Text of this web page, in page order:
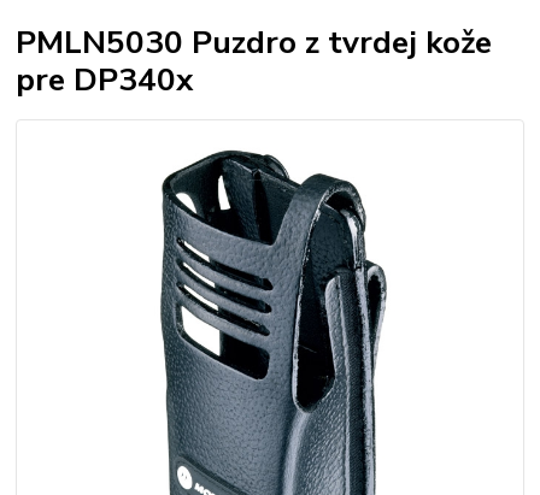
PMLN5030 Puzdro z tvrdej kože
pre DP340x